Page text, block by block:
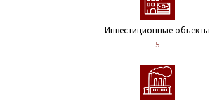
Инвестиционные обьекты
5